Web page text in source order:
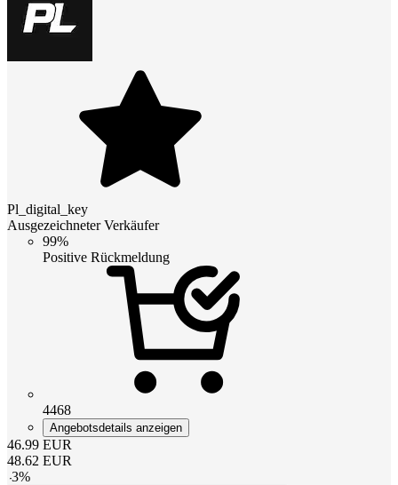
Pl_digital_key
Ausgezeichneter Verkäufer
99%
Positive Rückmeldung
4468
Angebotsdetails anzeigen
46.99 EUR
48.62 EUR
-3%